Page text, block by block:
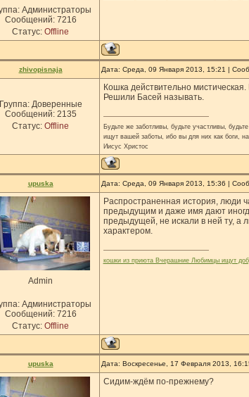
Администраторы
Сообщений: 7216
Статус: Offline
zhivopisnaja Дата: Среда, 09 Января 2013, 15:21 |
Доверенные
Сообщений: 2135
Статус: Offline
Кошка действительно
Решили Басей называть.
Будьте же заботливы, будьте участливы,
ищут вашей заботы, ибо вы для них как боги,
Иисус Христос
upuska Дата: Среда, 09 Января 2013, 15:36 |
Admin
Администраторы
Сообщений: 7216
Статус: Offline
Распространенная история, люди
предыдущим и даже имя дают
предыдущей, не искали в ней ту, а
характером.
кошки из приюта Вчерашние Любимцы ищут
upuska Дата: Воскресенье, 17 Февраля 2013,
Сидим-ждём по-прежнему?